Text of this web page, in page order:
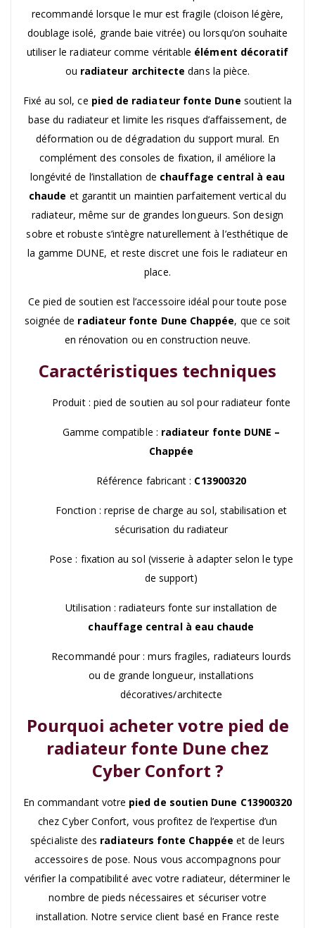
recommandé lorsque le mur est fragile (cloison légère,
doublage isolé, grande baie vitrée) ou lorsqu’on souhaite
utiliser le radiateur comme véritable élément décoratif
ou radiateur architecte dans la pièce.
Fixé au sol, ce pied de radiateur fonte Dune soutient la
base du radiateur et limite les risques d’affaissement, de
déformation ou de dégradation du support mural. En
complément des consoles de fixation, il améliore la
longévité de l’installation de chauffage central à eau
chaude et garantit un maintien parfaitement vertical du
radiateur, même sur de grandes longueurs. Son design
sobre et robuste s’intègre naturellement à l’esthétique de
la gamme DUNE, et reste discret une fois le radiateur en
place.
Ce pied de soutien est l’accessoire idéal pour toute pose
soignée de radiateur fonte Dune Chappée, que ce soit
en rénovation ou en construction neuve.
Caractéristiques techniques
Produit : pied de soutien au sol pour radiateur fonte
Gamme compatible : radiateur fonte DUNE –
Chappée
Référence fabricant : C13900320
Fonction : reprise de charge au sol, stabilisation et
sécurisation du radiateur
Pose : fixation au sol (visserie à adapter selon le type
de support)
Utilisation : radiateurs fonte sur installation de
chauffage central à eau chaude
Recommandé pour : murs fragiles, radiateurs lourds
ou de grande longueur, installations
décoratives/architecte
Pourquoi acheter votre pied de
radiateur fonte Dune chez
Cyber Confort ?
En commandant votre pied de soutien Dune C13900320
chez Cyber Confort, vous profitez de l’expertise d’un
spécialiste des radiateurs fonte Chappée et de leurs
accessoires de pose. Nous vous accompagnons pour
vérifier la compatibilité avec votre radiateur, déterminer le
nombre de pieds nécessaires et sécuriser votre
installation. Notre service client basé en France reste